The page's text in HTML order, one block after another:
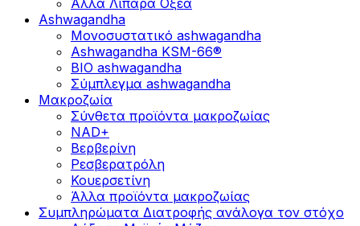
Ashwagandha
Μονοσυστατικό ashwagandha
Ashwagandha KSM-66®
BIO ashwagandha
Σύμπλεγμα ashwagandha
Μακροζωία
Σύνθετα προϊόντα μακροζωίας
NAD+
Βερβερίνη
Ρεσβερατρόλη
Κουερσετίνη
Άλλα προϊόντα μακροζωίας
Συμπληρώματα Διατροφής ανάλογα τον στόχο